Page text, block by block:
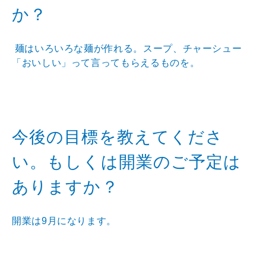
か？
麺はいろいろな麺が作れる。スープ、チャーシュー
「おいしい」って言ってもらえるものを。
今後の目標を教えてくださ
い。もしくは開業のご予定は
ありますか？
開業は9月になります。